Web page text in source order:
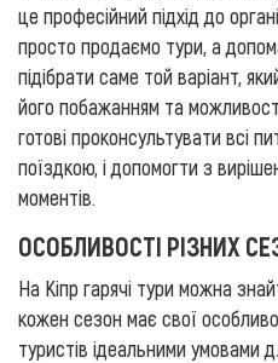
це професійний підхід до
просто продаємо тури, а
підібрати саме той варіант,
його побажанням та
готові проконсультувати всі
поїздкою, і допомогти з
моментів.
ОСОБЛИВОСТІ РІЗНИХ
На Кіпр гарячі тури можна
кожен сезон має свої
туристів ідеальними умовами